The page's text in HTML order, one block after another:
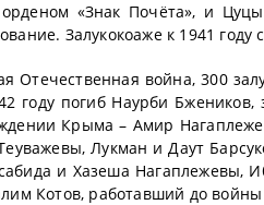
орденом «Знак Почёта», и
Залукокоаже к 1941
Отечественная война, 300
году погиб Наурби
Крыма – Амир
Лукман и Даут
и Хазеша Нагаплежевы,
Котов, работавший до